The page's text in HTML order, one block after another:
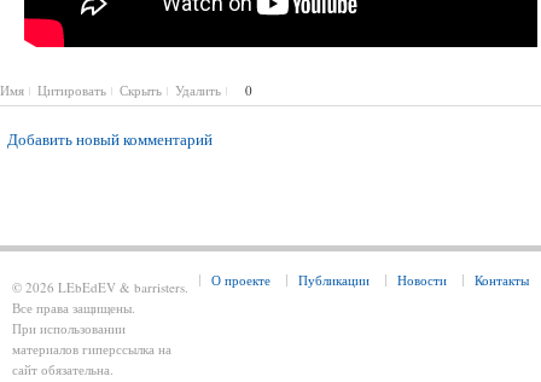
Имя Цитировать Скрыть Удалить 0
Добавить новый комментарий
О проекте Публикации Новости Контакты
© 2026 LEbEdEV & barristers.
Все права защищены.
При использовании
материалов гиперссылка на
сайт обязательна.